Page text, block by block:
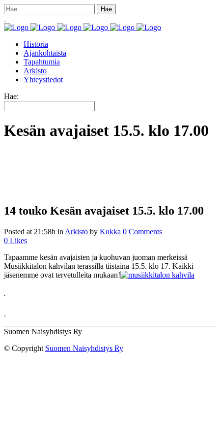
Historia
Ajankohtaista
Tapahtumia
Arkisto
Yhteystiedot
Hae:
Kesän avajaiset 15.5. klo 17.00
14 touko Kesän avajaiset 15.5. klo 17.00
Posted at 21:58h in Arkisto by Kukka 0 Comments
0 Likes
Tapaamme kesän avajaisten ja kuohuvan juoman merkeissä
Musiikkitalon kahvilan terassilla tiistaina 15.5. klo 17. Kaikki
jäsenemme ovat tervetulleita mukaan!
.
.
Suomen Naisyhdistys Ry
© Copyright Suomen Naisyhdistys Ry